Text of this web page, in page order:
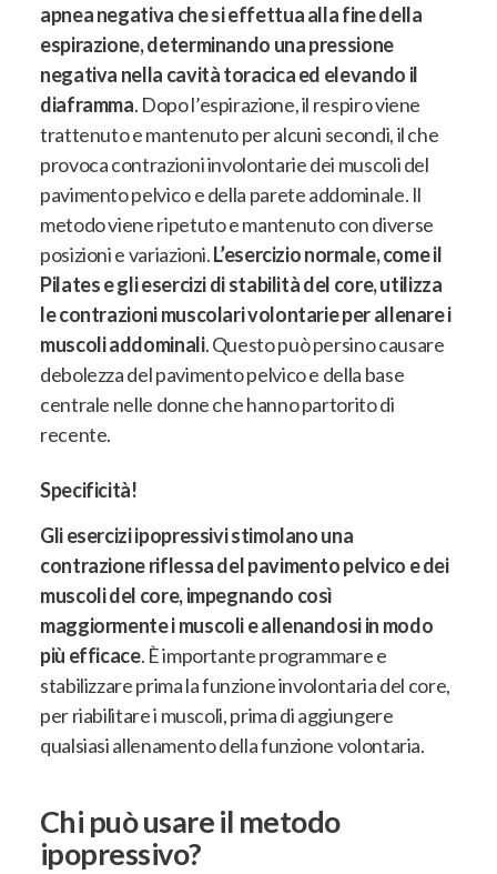
apnea negativa che si effettua alla fine della
espirazione, determinando una pressione
negativa nella cavità toracica ed elevando il
diaframma. Dopo l’espirazione, il respiro viene
trattenuto e mantenuto per alcuni secondi, il che
provoca contrazioni involontarie dei muscoli del
pavimento pelvico e della parete addominale. Il
metodo viene ripetuto e mantenuto con diverse
posizioni e variazioni.L’esercizio normale, come il
Pilates e gli esercizi di stabilità del core, utilizza
le contrazioni muscolari volontarie per allenare i
muscoli addominali. Questopuò persino causare
debolezza del pavimento pelvico e della base
centrale nelle donne che hanno partorito di
recente.
Specificità!
Gli esercizi ipopressivi stimolano una
contrazione riflessa del pavimento pelvico e dei
muscoli del core, impegnando così
maggiormente i muscoli e allenandosi in modo
più efficace. È importante programmare e
stabilizzare prima la funzione involontaria del core,
per riabilitare i muscoli, prima di aggiungere
qualsiasi allenamento della funzione volontaria.
Chi può usare il metodo
ipopressivo?